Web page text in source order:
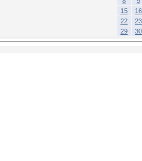
15
16
22
23
29
30